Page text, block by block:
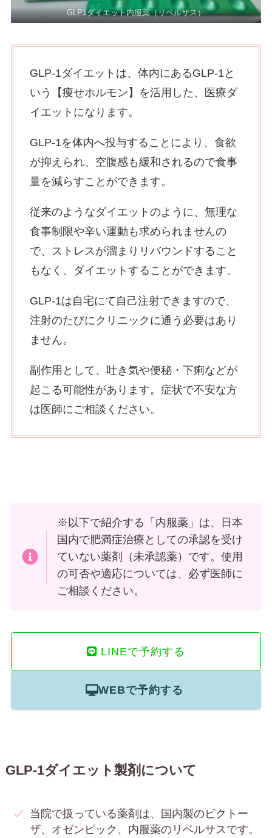
GLP1ダイエット内服薬（リベルサス）
GLP-1ダイエットは、体内にあるGLP-1と
いう【痩せホルモン】を活用した、医療ダ
イエットになります。
GLP-1を体内へ投与することにより、食欲
が抑えられ、空腹感も緩和されるので食事
量を減らすことができます。
従来のようなダイエットのように、無理な
食事制限や辛い運動も求められませんの
で、ストレスが溜まりリバウンドすること
もなく、ダイエットすることができます。
GLP-1は自宅にて自己注射できますので、
注射のたびにクリニックに通う必要はあり
ません。
副作用として、吐き気や便秘・下痢などが
起こる可能性があります。症状で不安な方
は医師にご相談ください。
※以下で紹介する「内服薬」は、日本
国内で肥満症治療としての承認を受け
ていない薬剤（未承認薬）です。使用
の可否や適応については、必ず医師に
ご相談ください。
LINEで予約する
WEBで予約する
GLP-1ダイエット製剤について
当院で扱っている薬剤は、国内製のビクトー
ザ、オゼンピック、内服薬のリベルサスです。